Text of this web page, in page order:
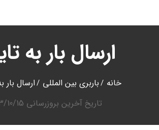
ارسال بار به
خانه باربری بین المللی
ارسال بار
تاریخ آخرین بروزرسانی 10/15